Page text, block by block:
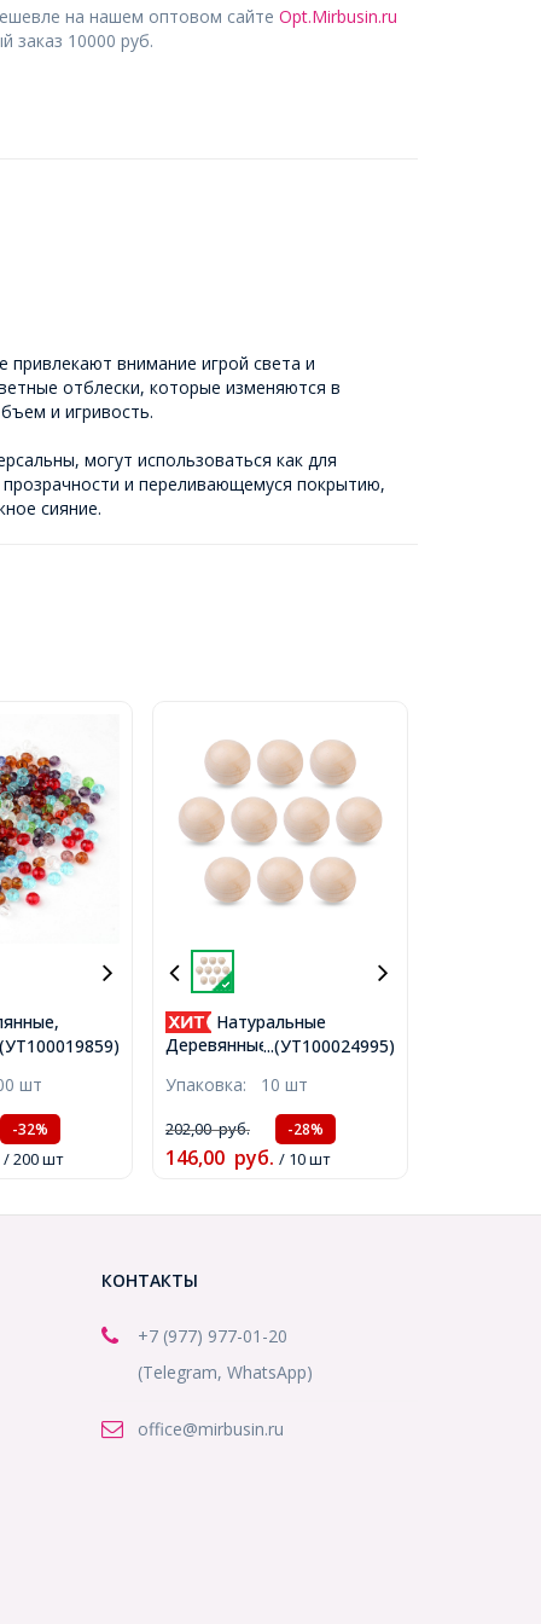
на нашем оптовом сайте Opt.Mirbusin.ru
заказ 10000 руб.
внимание игрой света и
отблески, которые изменяются в
и игривость.
могут использоваться как для
и переливающемуся покрытию,
сияние.
Отверстие
шт
-32%
/ 200 шт
...(УТ100024995)
Натуральные
Деревянные Круглые
Древесина, 25мм, без
Отверстия, (УТ100024995)
Упаковка: 10 шт
202,00руб. -28%
146,00 руб. / 10 шт
КОНТАКТЫ
+7 (977) 977-01-20
(Telegram, WhatsApp)
office@mirbusin.ru